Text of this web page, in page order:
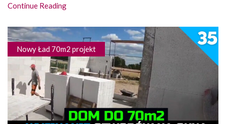
Continue Reading
Nowy Ład 70m2 projekt